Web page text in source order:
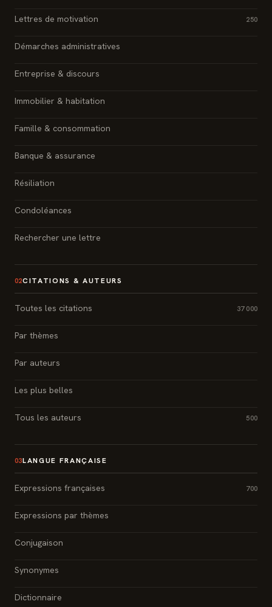
Lettres de motivation 250
Démarches administratives
Entreprise & discours
Immobilier & habitation
Famille & consommation
Banque & assurance
Résiliation
Condoléances
Rechercher une lettre
02CITATIONS & AUTEURS
Toutes les citations 37 000
Par thèmes
Par auteurs
Les plus belles
Tous les auteurs 500
03LANGUE FRANÇAISE
Expressions françaises 700
Expressions par thèmes
Conjugaison
Synonymes
Dictionnaire